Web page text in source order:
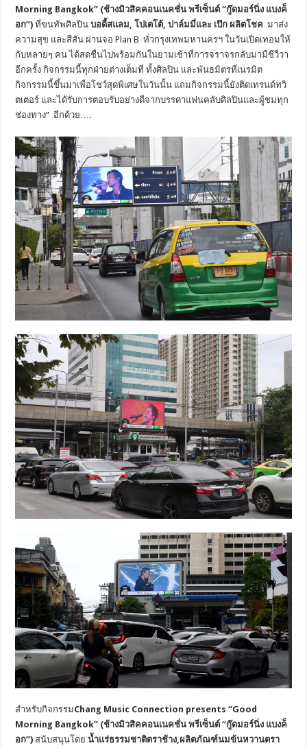
Morning Bangkok” (ช้างมิวสิคคอนเนคชั่น พรีเซ็นต์ “กู๊ดมอร์นิ่ง แบงค็
อก”)ที่ขนทัพศิลปิน บอดี้สแลม, โปเตโต้, ปาล์มมี่และ เป๊ก ผลิตโชคมาส่ง
ความสุข และสีสัน ผ่านจอ Plan B ทั่วกรุงเทพมหานครฯ ในวันเปิดเทอมให้
กับหลายๆ คน ได้สดชื่นไปพร้อมกันในยามเช้าที่การจราจรกลับมามีชีวีวา
อีกครั้ง กิจกรรมนี้ทุกฝ่ายต่างเต็มที่ ทั้งศิลปิน และพันธมิตรที่เนรมิต
กิจกรรมนี้ขึ้นมาเพื่อโชว์สุดพิเศษในวันนั้น แถมกิจกรรมนี้ยังติดเทรนด์ทวิ
ตเตอร์ และได้รับการตอบรับอย่างดีจากบรรดาแฟนคลับศิลปินและผู้ชมทุก
ช่องทาง” อีกด้วย….
สำหรับกิจกรรมChang Music Connection presents “Good
Morning Bangkok” (ช้างมิวสิคคอนเนคชั่น พรีเซ็นต์ “กู๊ดมอร์นิ่ง แบงค็
อก”) สนับสนุนโดย น้ำแร่ธรรมชาติตราช้าง,ผลิตภัณฑ์นมข้นหวานตรา